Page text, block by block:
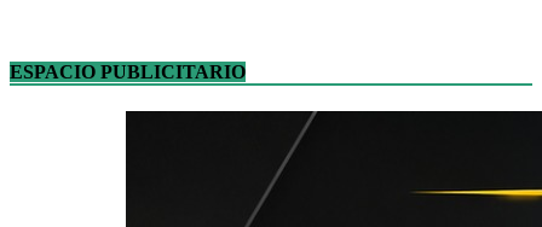
ESPACIO PUBLICITARIO